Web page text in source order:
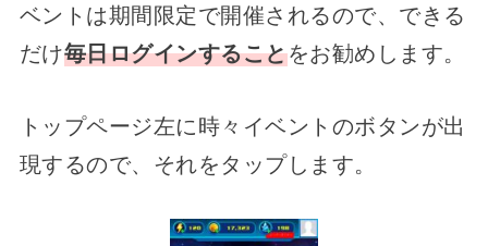
ベントは期間限定で開催されるので、できる
だけ毎日ログインすることをお勧めします。
トップページ左に時々イベントのボタンが出
現するので、それをタップします。